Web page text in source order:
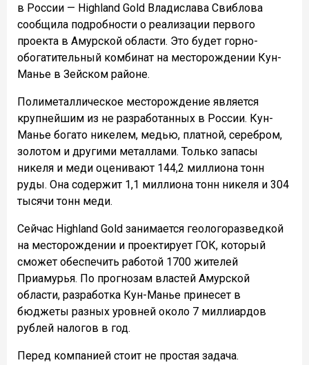
в России — Highland Gold Владислава Свиблова
сообщила подробности о реализации первого
проекта в Амурской области. Это будет горно-
обогатительный комбинат на месторождении Кун-
Манье в Зейском районе.
Полиметаллическое месторождение является
крупнейшим из не разработанных в России. Кун-
Манье богато никелем, медью, платной, серебром,
золотом и другими металлами. Только запасы
никеля и меди оценивают 144,2 миллиона тонн
руды. Она содержит 1,1 миллиона тонн никеля и 304
тысячи тонн меди.
Сейчас Highland Gold занимается геологоразведкой
на месторождении и проектирует ГОК, который
сможет обеспечить работой 1700 жителей
Приамурья. По прогнозам властей Амурской
области, разработка Кун-Манье принесет в
бюджеты разных уровней около 7 миллиардов
рублей налогов в год.
Перед компанией стоит не простая задача.